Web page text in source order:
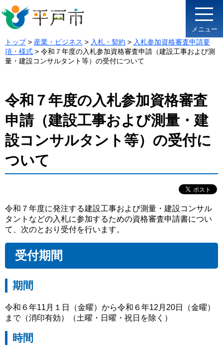
メニュー
トップ> 産業・ビジネス > 入札・契約 > 入札参加資格審査申請要
項・様式 > 令和７年度の入札参加資格審査申請（建設工事および測
量・建設コンサルタント等）の受付について
令和７年度の入札参加資格審査
申請（建設工事および測量・建
設コンサルタント等）の受付に
ついて
令和７年度に発注する建設工事および測量・建設コンサル
タントなどの入札に参加するための資格審査申請書につい
て、次のとおり受付を行います。
受付期間
期間
令和６年11月１日（金曜）から令和６年12月20日（金曜）
まで（消印有効）（土曜・日曜・祝日を除く）
時間